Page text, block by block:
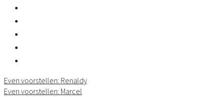
Even voorstellen: Renaldy
Even voorstellen: Marcel